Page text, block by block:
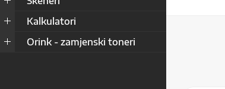
Kalkulatori
Orink - zamjenski toneri